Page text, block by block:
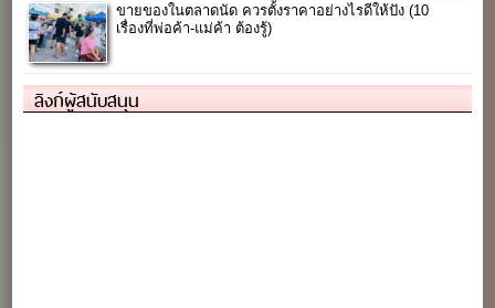
ขายของในตลาดนัด ควรตั้งราคาอย่างไรดีให้ปัง (10
เรื่องที่พ่อค้า-แม่ค้า ต้องรู้)
ลิงก์ผู้สนับสนุน